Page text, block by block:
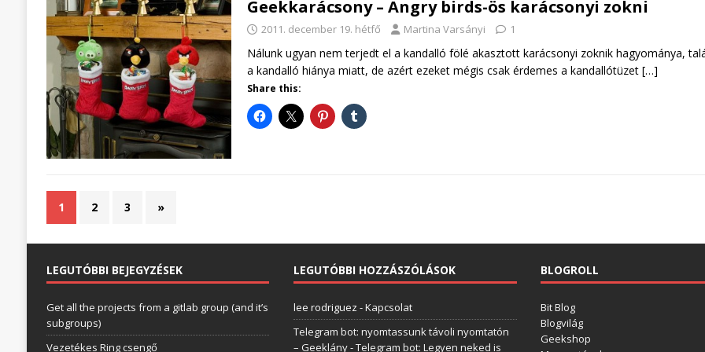
Geekkarácsony – Angry birds-ös karácsonyi zokni
2011. december 19. hétfő Martina Varsányi 1
Nálunk ugyan nem terjedt el a kandalló fölé akasztott karácsonyi zoknik hagyománya,
a kandalló hiánya miatt, de azért ezeket mégis csak érdemes a kandallótüzet […]
Share this:
1 2 3 »
LEGUTÓBBI BEJEGYZÉSEK
Get all the projects from a gitlab group (and it’s
subgroups)
Vezetékes Ring csengő
LEGUTÓBBI HOZZÁSZÓLÁSOK
lee rodriguez -Kapcsolat
Telegram bot: nyomtassunk távoli nyomtatón
– Geeklány-Telegram bot: Legyen neked is
BLOGROLL
Bit Blog
Blogvilág
Geekshop